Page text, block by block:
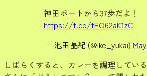
神田ポートから37歩だよ！
https://t.co/fEO62aK1zC
— 池田晶紀 (@ike_yukai)
しばらくすると、カレーを調理してい